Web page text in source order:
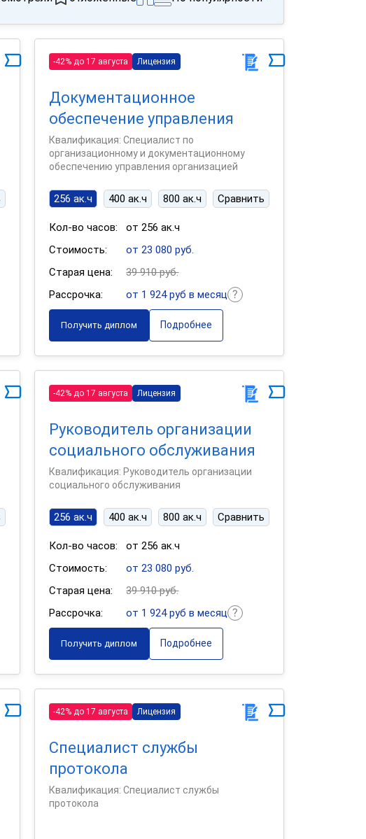
-42% до 17 августа Лицензия
Документационное
обеспечение управления
Квалификация: Специалист по
организационному и документационному
обеспечению управления организацией
256 ак.ч 400 ак.ч 800 ак.ч Сравнить
Кол-во часов:
от 256 ак.ч
Стоимость:
от 23 080 руб.
Старая цена:
39 910 руб.
Рассрочка:
от 1 924 руб в месяц
Получить диплом Подробнее
-42% до 17 августа Лицензия
Руководитель организации
социального обслуживания
Квалификация: Руководитель организации
социального обслуживания
256 ак.ч 400 ак.ч 800 ак.ч Сравнить
Кол-во часов:
от 256 ак.ч
Стоимость:
от 23 080 руб.
Старая цена:
39 910 руб.
Рассрочка:
от 1 924 руб в месяц
Получить диплом Подробнее
-42% до 17 августа Лицензия
Специалист службы
протокола
Квалификация: Специалист службы
протокола